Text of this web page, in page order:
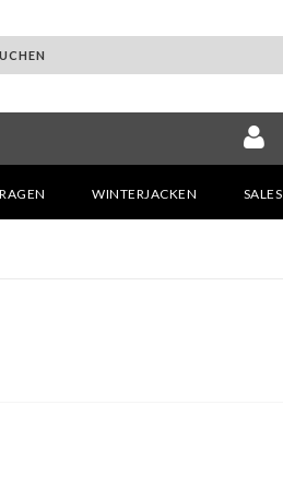
WINTERJACKEN SALES